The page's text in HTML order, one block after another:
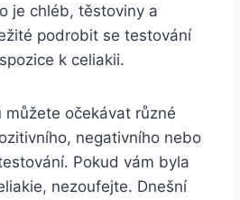
je chléb, těstoviny a
podrobit se testování
k celiakii.
můžete očekávat různé
negativního nebo
Pokud vám byla
nezoufejte. Dnešní